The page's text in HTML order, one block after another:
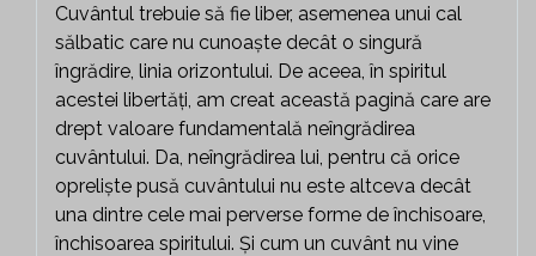
Cuvântul trebuie să fie liber, asemenea unui cal
sălbatic care nu cunoaște decât o singură
îngrădire, linia orizontului. De aceea, în spiritul
acestei libertăți, am creat această pagină care are
drept valoare fundamentală neîngrădirea
cuvântului. Da, neîngrădirea lui, pentru că orice
opreliște pusă cuvântului nu este altceva decât
una dintre cele mai perverse forme de închisoare,
închisoarea spiritului. Și cum un cuvânt nu vine